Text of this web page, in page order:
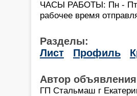
ЧАСЫ РАБОТЫ: Пн - Пт:
рабочее время
Разделы:
Лист
Профиль
Автор
ГП Стальмаш г